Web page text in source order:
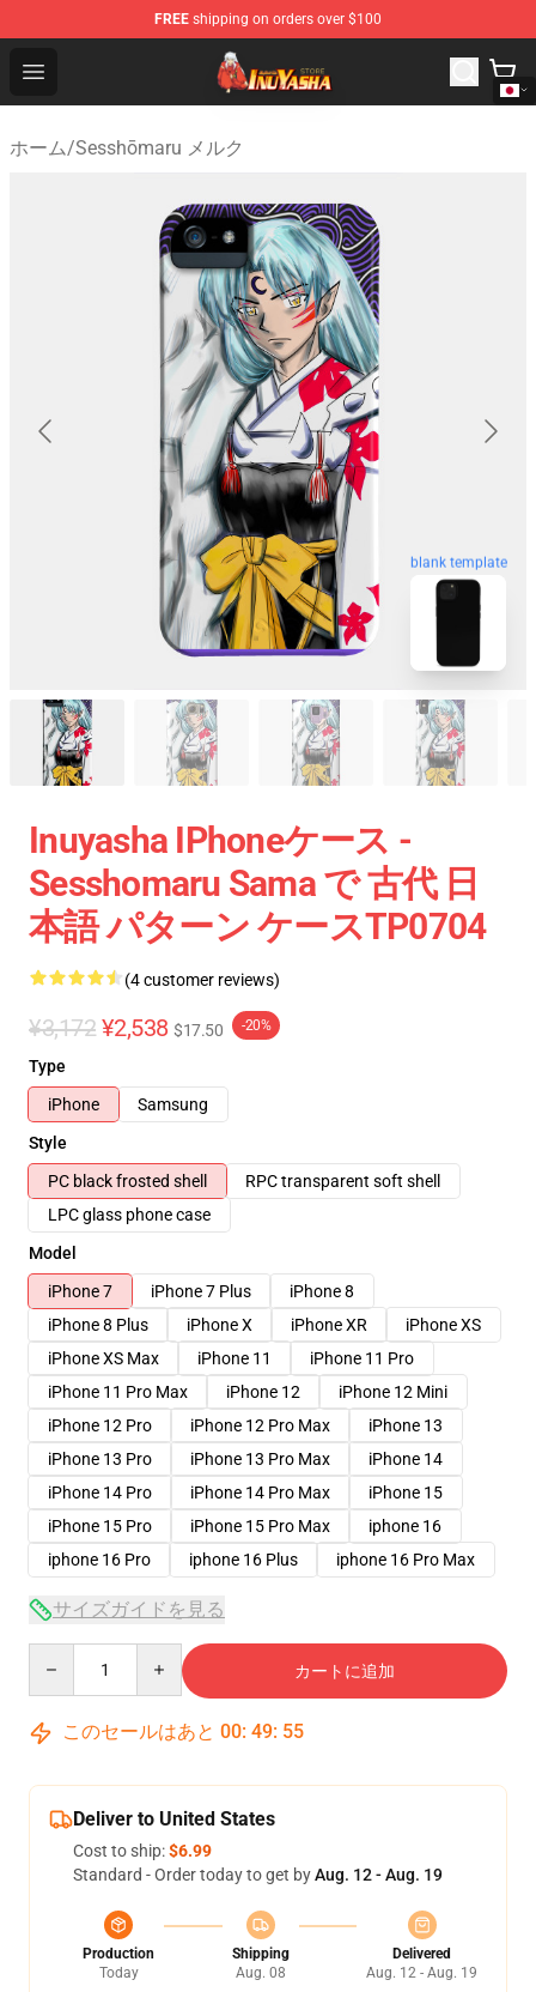
FREE shipping on orders over $100
Open menu
Inuyasha Store - Official Inuyasha Merchandise Shop
ホーム/Sesshōmaru メルク
blank template
Inuyasha IPhoneケース -
Sesshomaru Sama で 古代 日
本語 パターン ケースTP0704
(4 customer reviews)
¥3,172 ¥2,538 $17.50 -20%
Type
iPhone
Samsung
Style
PC black frosted shell
RPC transparent soft shell
LPC glass phone case
Model
iPhone 7
iPhone 7 Plus
iPhone 8
iPhone 8 Plus
iPhone X iPhone XR
iPhone XS
iPhone XS Max
iPhone 11
iPhone 11 Pro
iPhone 11 Pro Max
iPhone 12
iPhone 12 Mini
iPhone 12 Pro
iPhone 12 Pro Max
iPhone 13
iPhone 13 Pro
iPhone 13 Pro Max
iPhone 14
iPhone 14 Pro
iPhone 14 Pro Max
iPhone 15
iPhone 15 Pro
iPhone 15 Pro Max
iphone 16
iphone 16 Pro
iphone 16 Plus iphone 16 Pro Max
サイズガイドを見る
カートに追加
このセールはあと 00: 49: 54
Deliver to United States
Cost to ship:$6.99
Standard - Order today to get byAug. 12 - Aug. 19
Production
Today
Shipping
Aug. 08
Delivered
Aug. 12 - Aug. 19